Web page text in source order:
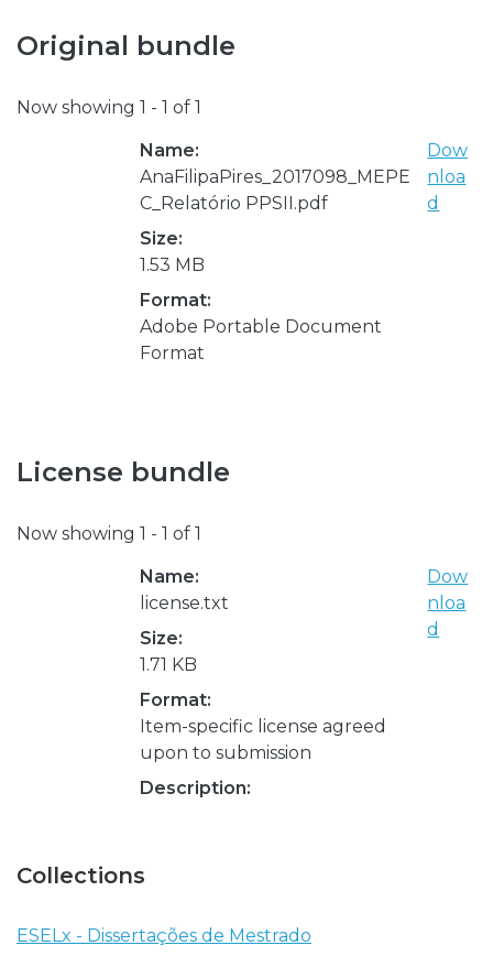
Original bundle
Now showing 1 - 1 of 1
Name:
AnaFilipaPires_2017098_MEPE
C_Relatório PPSII.pdf
Size:
1.53 MB
Format:
Adobe Portable Document
Format
Dow
nloa
d
License bundle
Now showing 1 - 1 of 1
Name:
license.txt
Size:
1.71 KB
Format:
Item-specific license agreed
upon to submission
Description:
Dow
nloa
d
Collections
ESELx - Dissertações de Mestrado